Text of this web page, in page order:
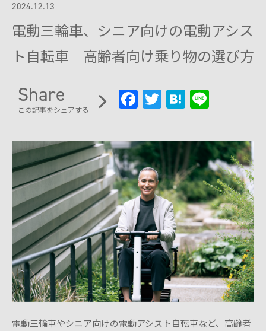
Model R
保険・ロードサービスなど
本体保証サービス
訪問設定サービス
点検パック
アクセサリー
モデルを比較する
モデル比較
日単位でレンタル
月単位でレンタル
お出かけ先でレンタル
サポート
ご利用ガイド
最適モデル診断
WHILL ID
よくある質問・お問い合わせ
施設への導入を検討
サービス概要
お問い合わせ（法人の方）
研究向け
研究モデルを検討
製品概要
お問い合わせ（研究機関の方）
2024.12.13
電動三輪車、シニア向けの電動アシス
ト自転車 高齢者向け乗り物の選び方
Share
この記事をシェアする Fa
b
oo
k
T
tt
er
H
e
n
a
Li
e
電動三輪車やシニア向けの電動アシスト自転車など、高齢者